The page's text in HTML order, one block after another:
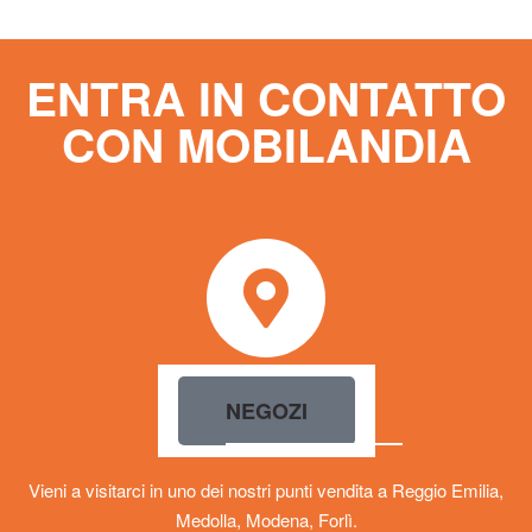
ENTRA IN CONTATTO
CON MOBILANDIA
NEGOZI
Vieni a visitarci in uno dei nostri punti vendita a Reggio Emilia,